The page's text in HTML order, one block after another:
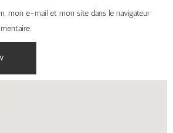
mon e-mail et mon site dans le navigateur